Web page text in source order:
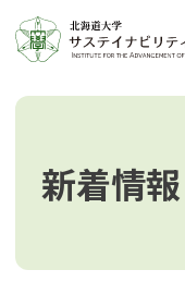
新着情報